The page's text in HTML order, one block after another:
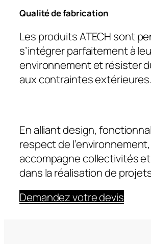
Qualité de fabrication
Les produits ATECH sont
s’intégrer parfaitement à
environnement etrésister
aux contraintes extérieures.
En alliant design,
respect de l’environnement,
accompagne collectivités
dans la réalisation de
Demandez votre devis